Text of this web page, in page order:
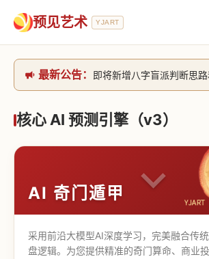
预见艺术 YJART
最新公告：
核心 AI 预测引擎（v3）
AI 奇门遁甲
采用前沿大模型AI深度学习，完美融合传
盘逻辑。为您提供精准的奇门算命、商业